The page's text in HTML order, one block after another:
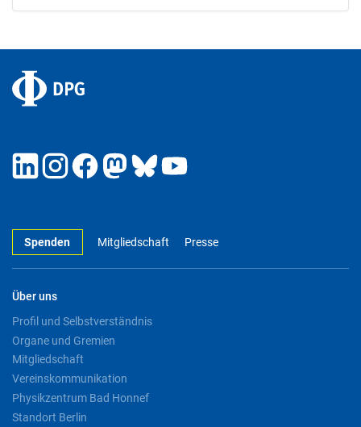
Spenden Mitgliedschaft Presse
Über uns
Profil und Selbstverständnis
Organe und Gremien
Mitgliedschaft
Vereinskommunikation
Physikzentrum Bad Honnef
Standort Berlin